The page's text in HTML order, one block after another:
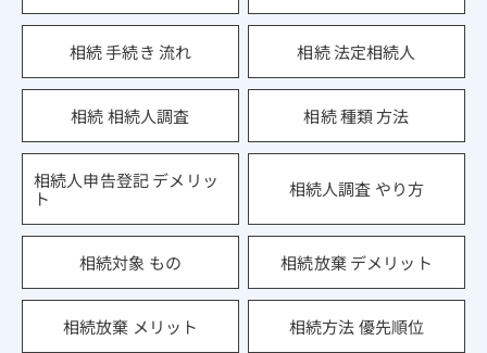
相続 手続き 流れ 相続 法定相続人
相続 相続人調査 相続 種類 方法
相続人申告登記 デメリッ
ト
相続人調査 やり方
相続対象 もの 相続放棄 デメリット
相続放棄 メリット 相続方法 優先順位